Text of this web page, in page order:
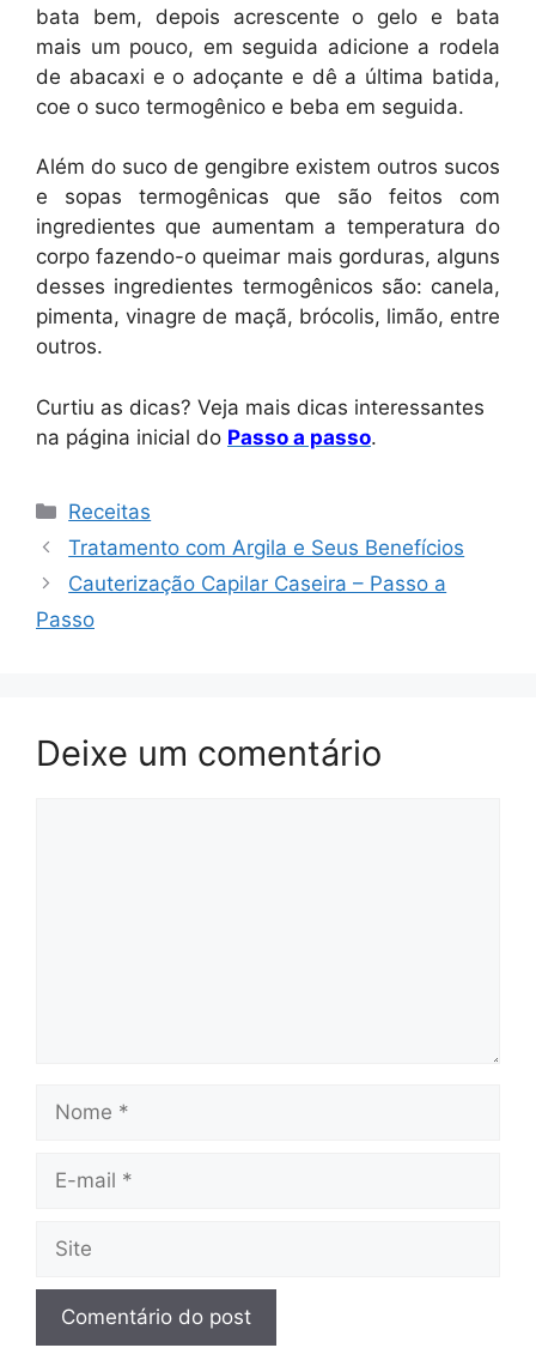
bata bem, depois acrescente o gelo e bata
mais um pouco, em seguida adicione a rodela
de abacaxi e o adoçante e dê a última batida,
coe o suco termogênico e beba em seguida.
Além do suco de gengibre existem outros sucos
e sopas termogênicas que são feitos com
ingredientes que aumentam a temperatura do
corpo fazendo-o queimar mais gorduras, alguns
desses ingredientes termogênicos são: canela,
pimenta, vinagre de maçã, brócolis, limão, entre
outros.
Curtiu as dicas? Veja mais dicas interessantes
na página inicial do Passo a passo.
Categorias
Receitas
Tratamento com Argila e Seus Benefícios
Cauterização Capilar Caseira – Passo a
Passo
Deixe um comentário
mail